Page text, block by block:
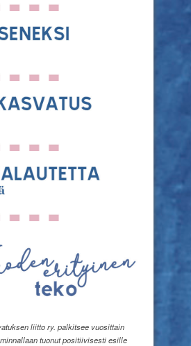
liitto ry. palkitsee vuosittain
tuonut positiivisesti esille